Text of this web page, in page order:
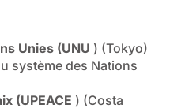
Unies (UNU ) (Tokyo)
système des Nations
(UPEACE ) (Costa